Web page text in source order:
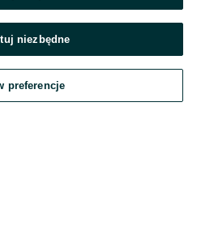
się
z dostawców wskazanych powyżej,
OLX.pl w jego aktualnym brzmieniu.
niezbędne
preferencje